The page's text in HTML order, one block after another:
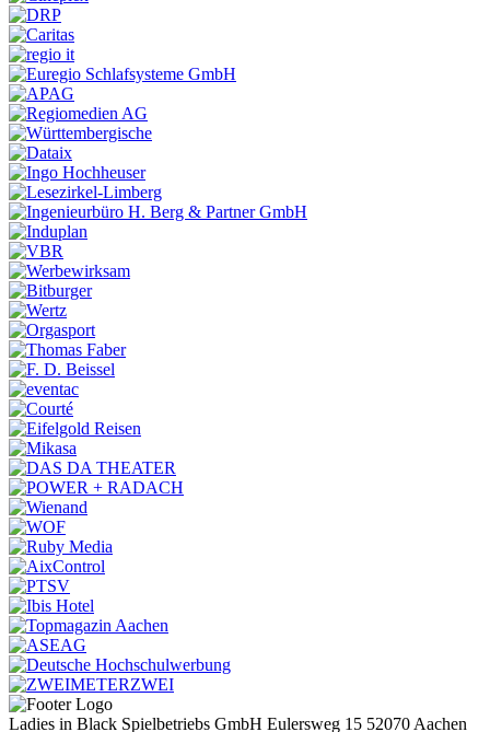
Ladies in Black Spielbetriebs GmbH Eulersweg 15 52070 Aachen